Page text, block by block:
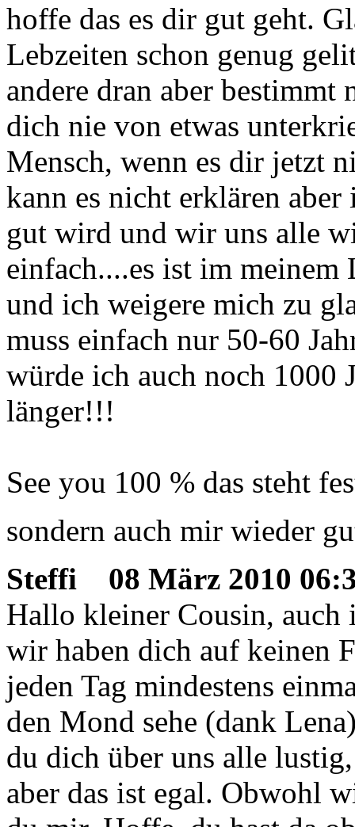
hoffe das es dir gut geht.
Lebzeiten schon genug
andere dran aber
dich nie von etwas
Mensch, wenn es dir jetzt
kann es nicht erklären
gut wird und wir uns alle
einfach....es ist im meinem
und ich weigere mich zu
muss einfach nur 50-60
würde ich auch noch 1000
länger!!!
See you 100 % das steht
sondern auch mir wieder
Steffi
08 März 2010
Hallo kleiner Cousin, auch
wir haben dich auf keinen
jeden Tag mindestens
den Mond sehe (dank
du dich über uns alle
aber das ist egal. Obwohl